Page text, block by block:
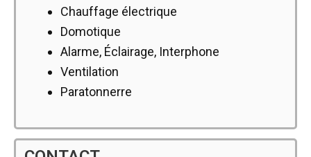
Chauffage électrique
Domotique
Alarme, Éclairage, Interphone
Ventilation
Paratonnerre